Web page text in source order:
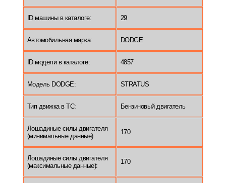
ID машины в каталоге: 29
Автомобильная марка: DODGE
ID модели в каталоге: 4857
Модель DODGE: STRATUS
Тип движка в ТС: Бензиновый двигатель
Лошадиные силы двигателя
(минимальные данные):
170
Лошадиные силы двигателя
(максимальные данные):
170